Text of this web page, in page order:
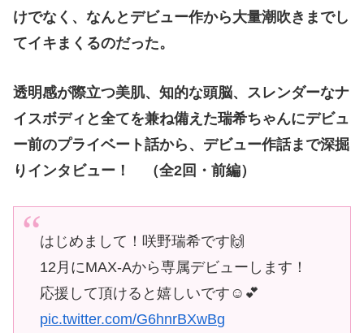
けでなく、なんとデビュー作から大量潮吹きまでし
てイキまくるのだった。
透明感が際立つ美肌、知的な頭脳、スレンダーなナ
イスボディと全てを兼ね備えた瑞希ちゃんにデビュ
ー前のプライベート話から、デビュー作話まで深掘
りインタビュー！ （全2回・前編）
はじめまして！咲野瑞希です🙌
12月にMAX-Aから専属デビューします！
応援して頂けると嬉しいです☺️💕
pic.twitter.com/G6hnrBXwBg